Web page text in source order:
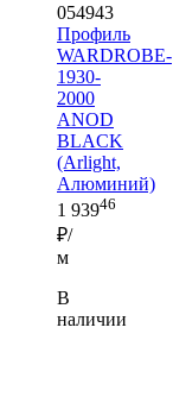
054943
Профиль
WARDROBE-
1930-
2000
ANOD
BLACK
(Arlight,
Алюминий)
1 93946
₽/
м
В
наличии